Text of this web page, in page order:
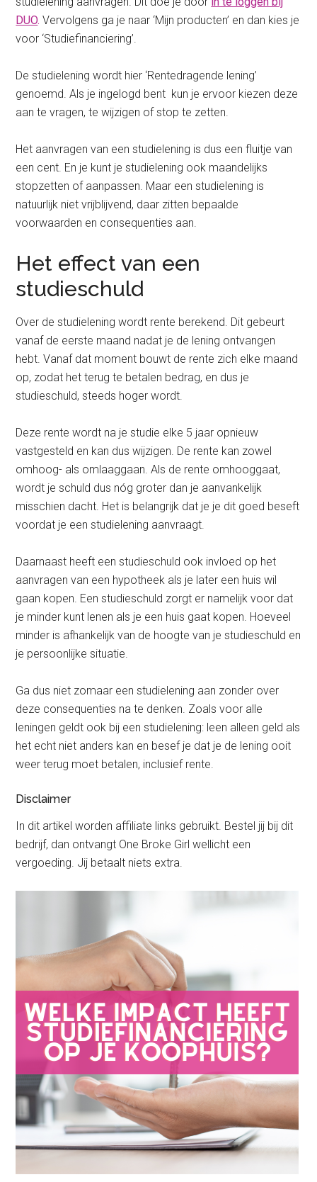
DUO. Vervolgens ga je naar ‘Mijn producten’ en dan kies je
voor ‘Studiefinanciering’.
De studielening wordt hier ‘Rentedragende lening’
genoemd. Als je ingelogd bent kun je ervoor kiezen deze
aan te vragen, te wijzigen of stop te zetten.
Het aanvragen van een studielening is dus een fluitje van
een cent. En je kunt je studielening ook maandelijks
stopzetten of aanpassen. Maar een studielening is
natuurlijk niet vrijblijvend, daar zitten bepaalde
voorwaarden en consequenties aan.
Het effect van een
studieschuld
Over de studielening wordt rente berekend. Dit gebeurt
vanaf de eerste maand nadat je de lening ontvangen
hebt. Vanaf dat moment bouwt de rente zich elke maand
op, zodat het terug te betalen bedrag, en dus je
studieschuld, steeds hoger wordt.
Deze rente wordt na je studie elke 5 jaar opnieuw
vastgesteld en kan dus wijzigen. De rente kan zowel
omhoog- als omlaaggaan. Als de rente omhooggaat,
wordt je schuld dus nóg groter dan je aanvankelijk
misschien dacht. Het is belangrijk dat je je dit goed beseft
voordat je een studielening aanvraagt.
Daarnaast heeft een studieschuld ook invloed op het
aanvragen van een hypotheek als je later een huis wil
gaan kopen. Een studieschuld zorgt er namelijk voor dat
je minder kunt lenen als je een huis gaat kopen. Hoeveel
minder is afhankelijk van de hoogte van je studieschuld en
je persoonlijke situatie.
Ga dus niet zomaar een studielening aan zonder over
deze consequenties na te denken. Zoals voor alle
leningen geldt ook bij een studielening: leen alleen geld als
het echt niet anders kan en besef je dat je de lening ooit
weer terug moet betalen, inclusief rente.
Disclaimer
In dit artikel worden affiliate links gebruikt. Bestel jij bij dit
bedrijf, dan ontvangt One Broke Girl wellicht een
vergoeding. Jij betaalt niets extra.